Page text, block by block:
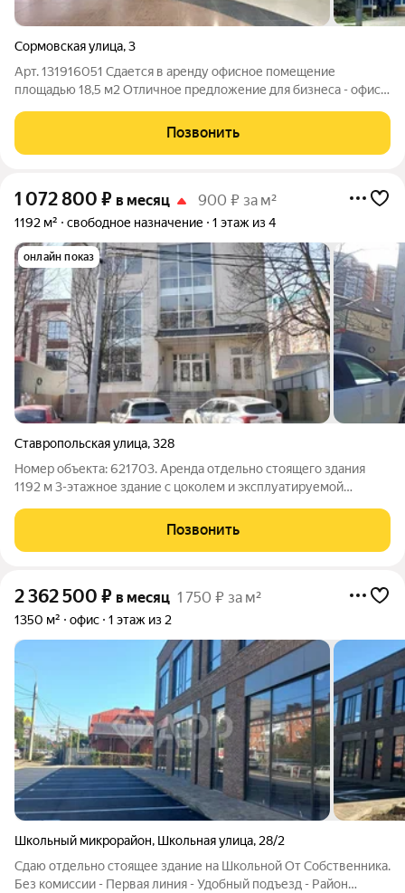
Сормовская улица,3
Арт. 131916051 Сдается в аренду офисное помещение
площадью 18,5 м2 Отличное предложение для бизнеса - офис
рядом с ЖК "Патрики". Помещение подходит для размещения
административного офиса,
Позвонить
1 072 800 ₽ в месяц 900 ₽ за м²
1192 м² свободное назначение 1 этаж из 4
онлайн показ
Ставропольская улица,328
Номер объекта: 621703. Аренда отдельно стоящего здания
1192 м 3-этажное здание с цоколем и эксплуатируемой
офис крупной компании, IT-хаб или гостиницу. Площадь 1192,1
м. 3 этажа + цоколь +
Позвонить
2 362 500 ₽ в месяц 1 750 ₽ за м²
1350 м² офис 1 этаж из 2
Школьный микрорайон, Школьная улица, 28/2
Сдаю отдельно стоящее здание на Школьной От Собственника.
Без комиссии - Первая линия - Удобный подъезд - Район